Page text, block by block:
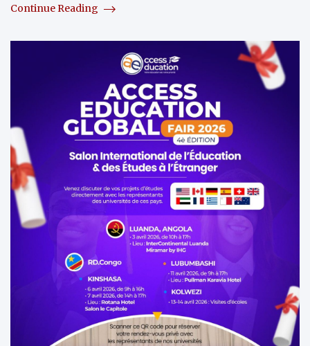
Continue Reading